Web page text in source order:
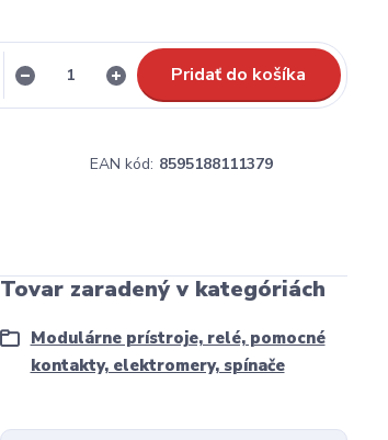
Pridať do košíka
EAN kód: 8595188111379
Tovar zaradený v kategóriách
Modulárne prístroje, relé, pomocné
kontakty, elektromery, spínače